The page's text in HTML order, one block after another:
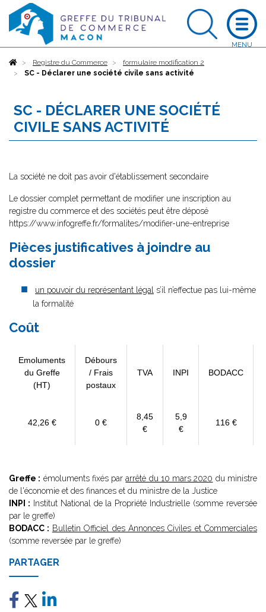
AccueilRegistre du Commerce
formulaire modification 2
SC - Déclarer une société civile sans activité
SC - DÉCLARER UNE SOCIÉTÉ
CIVILE SANS ACTIVITÉ
La société ne doit pas avoir d'établissement secondaire
Le dossier complet permettant de modifier une inscription au
registre du commerce et des sociétés peut être déposé
https://www.infogreffe.fr/formalites/modifier-une-entreprise
Pièces justificatives à joindre au
dossier
un pouvoir du représentant légal s’il n’effectue pas lui-même
la formalité
Coût
Emoluments
du Greffe
(HT)
Débours
/ Frais
postaux
TVA INPI BODACC
42,26 € 0 €
8,45
€
5,9
€
116 €
Greffe : émoluments fixés pararrêté du 10 mars 2020 du ministre
de l'économie et des finances et du ministre de la Justice
INPI : Institut National de la Propriété Industrielle (somme reversée
par le greffe)
BODACC : Bulletin Officiel des Annonces Civiles et Commerciales
(somme reversée par le greffe)
PARTAGER